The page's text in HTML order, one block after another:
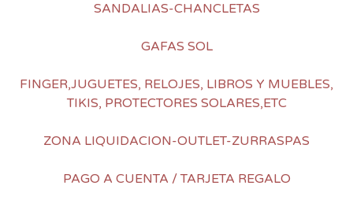
SANDALIAS-CHANCLETAS
GAFAS SOL
FINGER,JUGUETES, RELOJES, LIBROS Y MUEBLES,
TIKIS, PROTECTORES SOLARES,ETC
ZONA LIQUIDACION-OUTLET-ZURRASPAS
PAGO A CUENTA / TARJETA REGALO